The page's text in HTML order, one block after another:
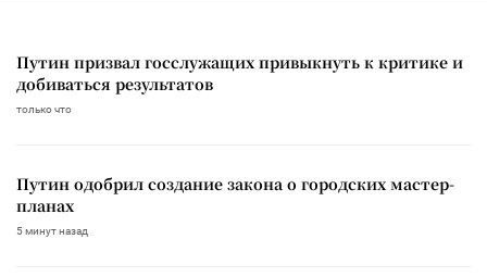
Путин призвал госслужащих привыкнуть к критике и
добиваться результатов
только что
Путин одобрил создание закона о городских мастер-
планах
5 минут назад